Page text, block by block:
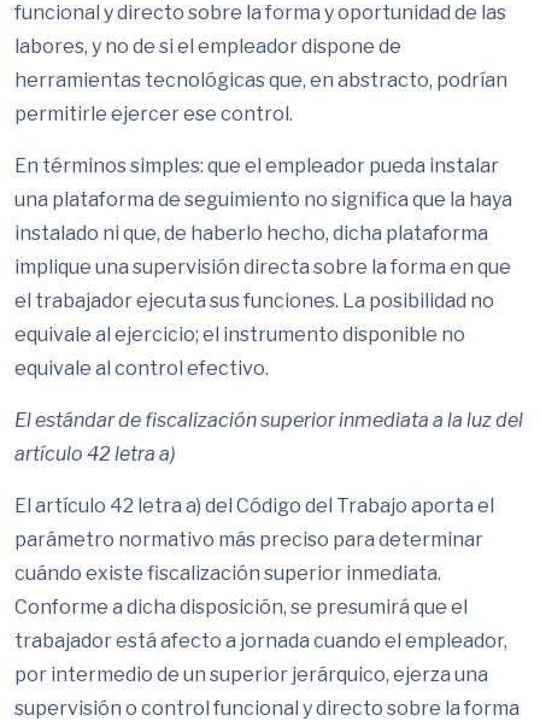
funcional y directo sobre la forma y oportunidad de las
labores, y no de si el empleador dispone de
herramientas tecnológicas que, en abstracto, podrían
permitirle ejercer ese control.
En términos simples: que el empleador pueda instalar
una plataforma de seguimiento no significa que la haya
instalado ni que, de haberlo hecho, dicha plataforma
implique una supervisión directa sobre la forma en que
el trabajador ejecuta sus funciones. La posibilidad no
equivale al ejercicio; el instrumento disponible no
equivale al control efectivo.
El estándar de fiscalización superior inmediata a la luz del
artículo 42 letra a)
El artículo 42 letra a) del Código del Trabajo aporta el
parámetro normativo más preciso para determinar
cuándo existe fiscalización superior inmediata.
Conforme a dicha disposición, se presumirá que el
trabajador está afecto a jornada cuando el empleador,
por intermedio de un superior jerárquico, ejerza una
supervisión o control funcional y directo sobre la forma